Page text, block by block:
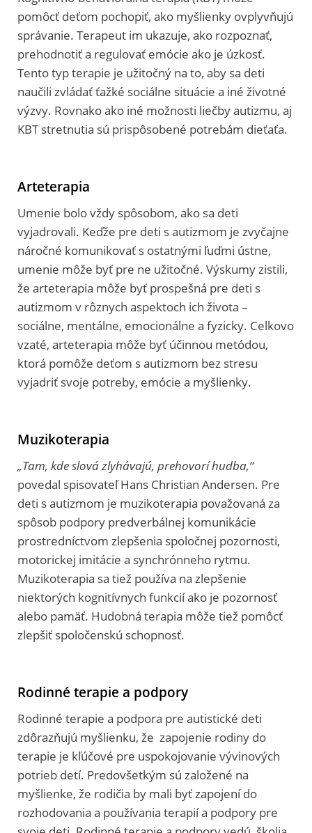
pomôcť deťom pochopiť, ako myšlienky ovplyvňujú
správanie. Terapeut im ukazuje, ako rozpoznať,
prehodnotiť a regulovať emócie ako je úzkosť.
Tento typ terapie je užitočný na to, aby sa deti
naučili zvládať ťažké sociálne situácie a iné životné
výzvy. Rovnako ako iné možnosti liečby autizmu, aj
KBT stretnutia sú prispôsobené potrebám dieťaťa.
Arteterapia
Umenie bolo vždy spôsobom, ako sa deti
vyjadrovali. Keďže pre deti s autizmom je zvyčajne
náročné komunikovať s ostatnými ľuďmi ústne,
umenie môže byť pre ne užitočné. Výskumy zistili,
že arteterapia môže byť prospešná pre deti s
autizmom v rôznych aspektoch ich života –
sociálne, mentálne, emocionálne a fyzicky. Celkovo
vzaté, arteterapia môže byť účinnou metódou,
ktorá pomôže deťom s autizmom bez stresu
vyjadriť svoje potreby, emócie a myšlienky.
Muzikoterapia
„Tam, kde slová zlyhávajú, prehovorí hudba,“
povedal spisovateľ Hans Christian Andersen. Pre
deti s autizmom je muzikoterapia považovaná za
spôsob podpory predverbálnej komunikácie
prostredníctvom zlepšenia spoločnej pozornosti,
motorickej imitácie a synchrónneho rytmu.
Muzikoterapia sa tiež používa na zlepšenie
niektorých kognitívnych funkcií ako je pozornosť
alebo pamäť. Hudobná terapia môže tiež pomôcť
zlepšiť spoločenskú schopnosť.
Rodinné terapie a podpory
Rodinné terapie a podpora pre autistické deti
zdôrazňujú myšlienku, že zapojenie rodiny do
terapie je kľúčové pre uspokojovanie vývinových
potrieb detí. Predovšetkým sú založené na
myšlienke, že rodičia by mali byť zapojení do
rozhodovania a používania terapií a podpory pre